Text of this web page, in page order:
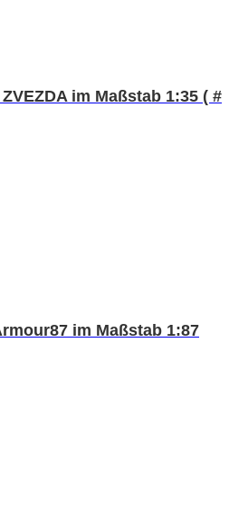
im Maßstab 1:35 ( #
im Maßstab 1:87